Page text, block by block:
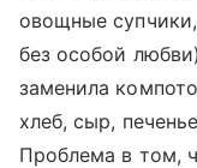
овощные
без особой
заменила
хлеб, сыр,
Проблема в том,